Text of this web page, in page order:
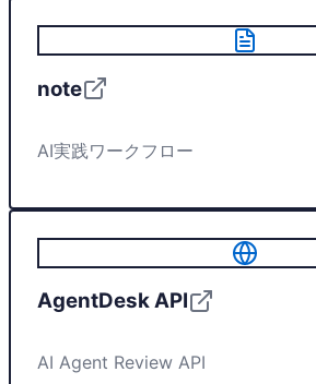
note
AI実践ワークフロー
AgentDesk API
AI Agent Review API